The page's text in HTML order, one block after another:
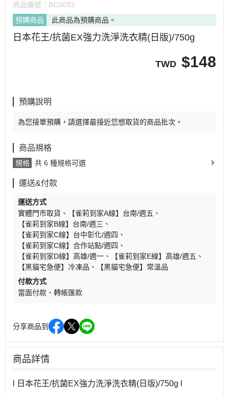
商品編號： BC0093
預購商品
此商品為預購商品。
日本花王/抗菌EX強力洗淨洗衣精(日版)/750g
TWD $148
預購說明
為您接單預購，請選擇最接近您想取貨的商品批次。
商品規格
規格 共 6 種規格可選
運送&付款
運送方式
實體門市取貨
【雀莉到家A線】台南/週五
【雀莉到家B線】台南/週三
【雀莉到家C線】台中彰化/週四
【雀莉到家C線】合作站點/週四
【雀莉到家D線】高雄/週一
【雀莉到家E線】高雄/週五
【黑貓宅急便】冷凍品
【黑貓宅急便】常溫品
付款方式
當面付款
轉帳匯款
分享商品到
商品詳情
日本花王/抗菌EX強力洗淨洗衣精(日版)/750g l